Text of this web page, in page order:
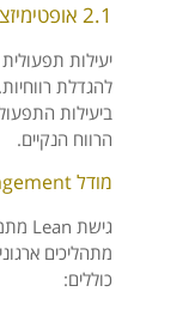
2.1 אופטימיזציה תפעולית ויעילות
יעילות
הרווח הנקיים.
מודל Lean Management
מתהליכים
כוללים: